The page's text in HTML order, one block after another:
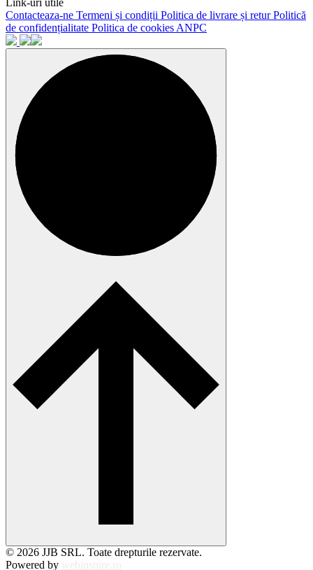
Link-uri utile
Contacteaza-ne Termeni și condiții Politica de livrare și returPolitică
de confidențialitate Politica de cookies ANPC
© 2026 JJB SRL. Toate drepturile rezervate.
Powered by